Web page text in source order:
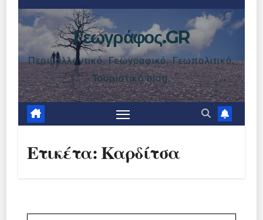
Γεωγράφος.GR
Περιβαλλοντικό, Γεωγραφικό, Γεωπολιτικό,
Τουριστικό blog.
Ετικέτα:Καρδίτσα